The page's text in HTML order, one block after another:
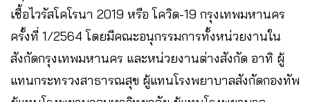
เชื้อไวรัสโคโรนา 2019 หรือ โควิด-19 กรุงเทพมหานคร
ครั้งที่ 1/2564 โดยมีคณะอนุกรรมการทั้งหน่วยงานใน
สังกัดกรุงเทพมหานคร และหน่วยงานต่างสังกัด อาทิ ผู้
แทนกระทรวงสาธารณสุข ผู้แทนโรงพยาบาลสังกัดกองทัพ